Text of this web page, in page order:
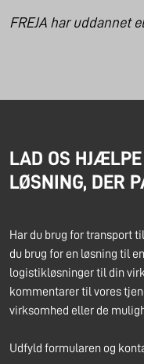
FREJA har uddannet
LAD OS HJÆLPE
LØSNING, DER
Har du brug for transport
du brug for en løsning til
logistikløsninger til din
kommentarer til vores
virksomhed eller de
Udfyld formularen og